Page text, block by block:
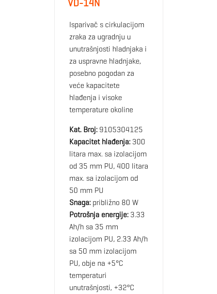
VD-14N
Isparivač s cirkulacijom
zraka za ugradnju u
unutrašnjosti hladnjaka i
za uspravne hladnjake,
posebno pogodan za
veće kapacitete
hlađenja i visoke
temperature okoline
Kat. Broj:9105304125
Kapacitet hlađenja:300
litara max. sa izolacijom
od 35 mm PU, 400 litara
max. sa izolacijom od
50 mm PU
Snaga:približno 80 W
Potrošnja energije:3.33
Ah/h sa 35 mm
izolacijom PU, 2.33 Ah/h
sa 50 mm izolacijom
PU, obje na +5°C
temperaturi
unutrašnjosti, +32°C